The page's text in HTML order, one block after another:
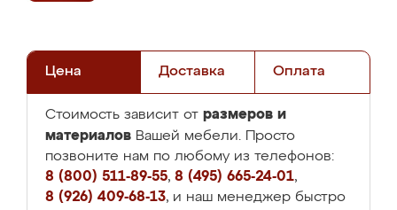
Цена Доставка Оплата
Стоимость зависит от размеров и
материалов Вашей мебели. Просто
позвоните нам по любому из телефонов:
8 (800) 511-89-55, 8 (495) 665-24-01,
8 (926) 409-68-13, и наш менеджер быстро